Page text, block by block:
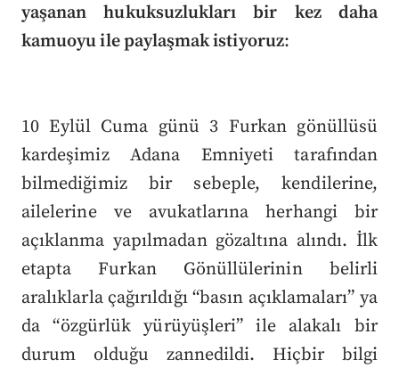
yaşanan hukuksuzlukları bir kez daha
kamuoyu ile paylaşmak istiyoruz:
10 Eylül Cuma günü 3 Furkan gönüllüsü
kardeşimiz Adana Emniyeti tarafından
bilmediğimiz bir sebeple, kendilerine,
ailelerine ve avukatlarına herhangi bir
açıklanma yapılmadan gözaltına alındı. İlk
etapta Furkan Gönüllülerinin belirli
aralıklarla çağırıldığı “basın açıklamaları” ya
da “özgürlük yürüyüşleri” ile alakalı bir
durum olduğu zannedildi. Hiçbir bilgi